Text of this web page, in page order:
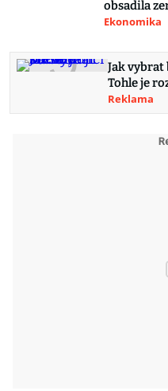
obsadila
Ekonomika
Jak vybrat
Tohle je
Reklama